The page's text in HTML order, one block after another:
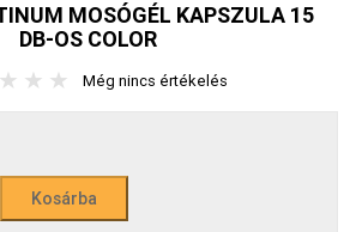
MOSÓGÉL KAPSZULA 15
DB-OS COLOR
★ ★ ★ Még nincs értékelés